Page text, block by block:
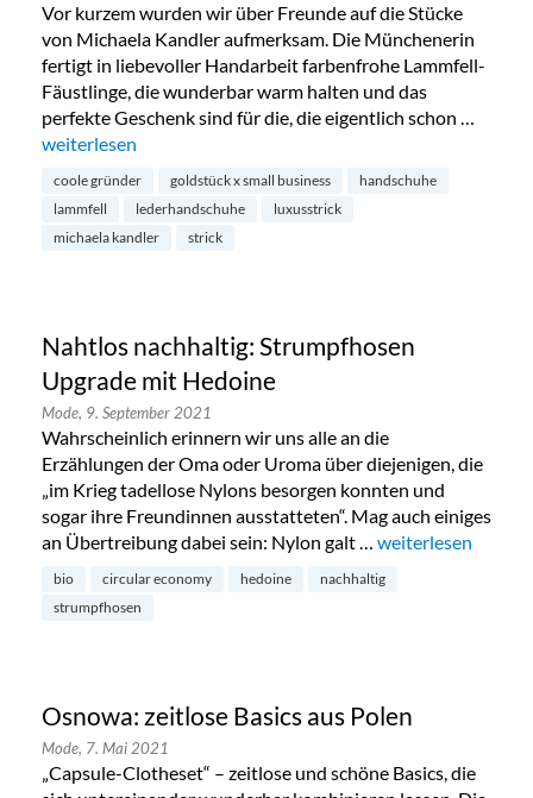
Vor kurzem wurden wir über Freunde auf die Stücke
von Michaela Kandler aufmerksam. Die Münchenerin
fertigt in liebevoller Handarbeit farbenfrohe Lammfell-
Fäustlinge, die wunderbar warm halten und das
perfekte Geschenk sind für die, die eigentlich schon …
„Handgemachte Lammfell-Handschuhe von Michaela
weiterlesen
coole gründer goldstück x small business
handschuhe
lammfell
lederhandschuhe
luxusstrick
michaela kandler
strick
Nahtlos nachhaltig: Strumpfhosen
Upgrade mit Hedoine
Mode, 9. September 2021
Wahrscheinlich erinnern wir uns alle an die
Erzählungen der Oma oder Uroma über diejenigen, die
„im Krieg tadellose Nylons besorgen konnten und
sogar ihre Freundinnen ausstatteten“. Mag auch einiges
an Übertreibung dabei sein: Nylon galt … „Nahtlos
weiterlesen
bio circular economy hedoine
nachhaltig
strumpfhosen
Osnowa: zeitlose Basics aus Polen
Mode, 7. Mai 2021
„Capsule-Clotheset“ – zeitlose und schöne Basics, die